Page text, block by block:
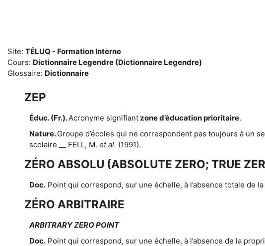
Site: TÉLUQ - Formation Interne
Cours: Dictionnaire Legendre (Dictionnaire Legendre)
Glossaire: Dictionnaire
ZEP
Éduc. (Fr.).Acronyme signifiantzone d’éducation prioritaire.
Nature.Groupe d’écoles qui ne correspondent pas toujours à un
scolaire __ FELL, M. et al. (1991).
ZÉRO ABSOLU (ABSOLUTE ZERO; TRUE
Doc. Point qui correspond, sur une échelle, à l’absence totale de
ZÉRO ARBITRAIRE
ARBITRARY ZERO POINT
Doc. Point qui correspond, sur une échelle, à l’absence de la